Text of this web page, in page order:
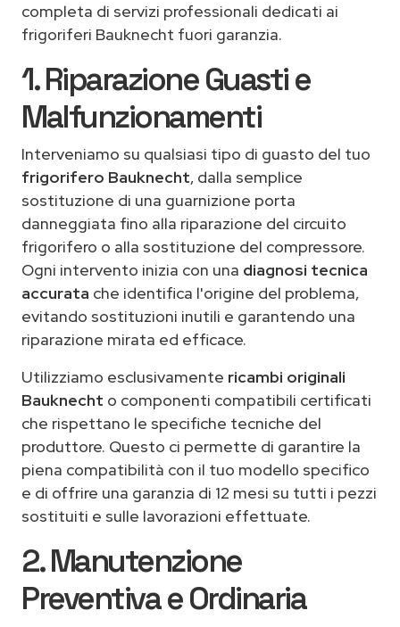
completa di servizi professionali dedicati ai
frigoriferi Bauknecht fuori garanzia.
1. Riparazione Guasti e
Malfunzionamenti
Interveniamo su qualsiasi tipo di guasto del tuo
frigorifero Bauknecht, dalla semplice
sostituzione di una guarnizione porta
danneggiata fino alla riparazione del circuito
frigorifero o alla sostituzione del compressore.
Ogni intervento inizia con una diagnosi tecnica
accurata che identifica l'origine del problema,
evitando sostituzioni inutili e garantendo una
riparazione mirata ed efficace.
Utilizziamo esclusivamente ricambi originali
Bauknecht o componenti compatibili certificati
che rispettano le specifiche tecniche del
produttore. Questo ci permette di garantire la
piena compatibilità con il tuo modello specifico
e di offrire una garanzia di 12 mesi su tutti i pezzi
sostituiti e sulle lavorazioni effettuate.
2. Manutenzione
Preventiva e Ordinaria